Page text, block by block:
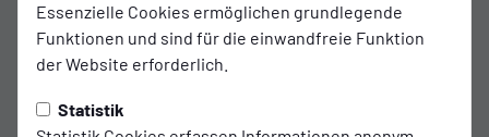
Essenzielle Cookies ermöglichen grundlegende
Funktionen und sind für die einwandfreie Funktion
der Website erforderlich.
Statistik
„Wir wollen eine Serie starten und
oben dranbleiben“
Kickers-Offensivmann Nick Stepantsev hat gegen Flensburg